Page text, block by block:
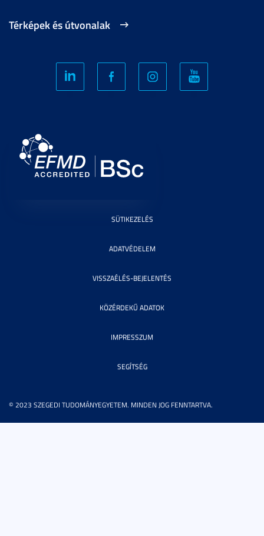
Térképek és útvonalak
© 2023 SZEGEDI TUDOMÁNYEGYETEM. MINDEN JOG FENNTARTVA.
SÜTIKEZELÉS
ADATVÉDELEM
VISSZAÉLÉS-BEJELENTÉS
KÖZÉRDEKŰ ADATOK
IMPRESSZUM
SEGÍTSÉG